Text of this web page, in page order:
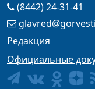
(8442) 24-31-41
Редакция
Официальные